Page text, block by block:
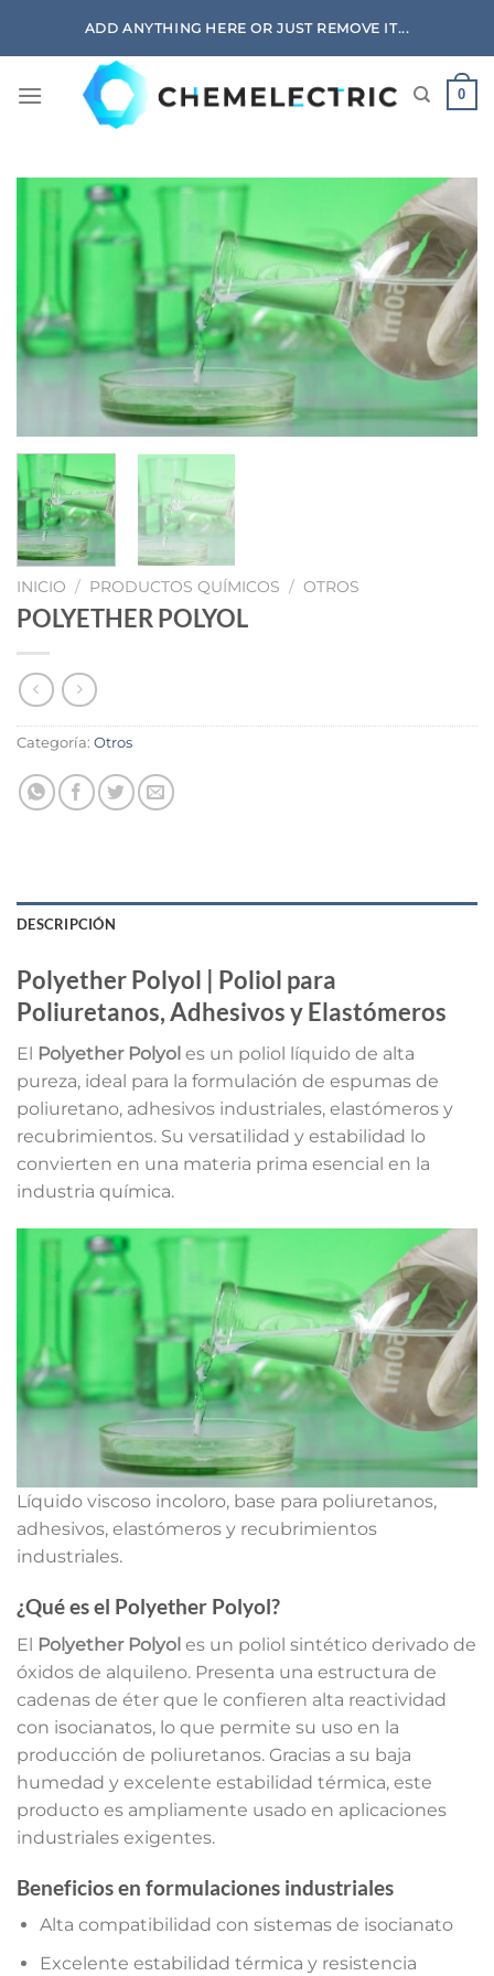
ADD ANYTHING HERE OR JUST REMOVE IT...
0
INICIO / PRODUCTOS QUÍMICOS / OTROS
POLYETHER POLYOL
Categoría: Otros
DESCRIPCIÓN
Polyether Polyol | Poliol para
Poliuretanos, Adhesivos y Elastómeros
El Polyether Polyol es un poliol líquido de alta
pureza, ideal para la formulación de espumas de
poliuretano, adhesivos industriales, elastómeros y
recubrimientos. Su versatilidad y estabilidad lo
convierten en una materia prima esencial en la
industria química.
Líquido viscoso incoloro, base para poliuretanos,
adhesivos, elastómeros y recubrimientos
industriales.
¿Qué es el Polyether Polyol?
El Polyether Polyol es un poliol sintético derivado de
óxidos de alquileno. Presenta una estructura de
cadenas de éter que le confieren alta reactividad
con isocianatos, lo que permite su uso en la
producción de poliuretanos. Gracias a su baja
humedad y excelente estabilidad térmica, este
producto es ampliamente usado en aplicaciones
industriales exigentes.
Beneficios en formulaciones industriales
Alta compatibilidad con sistemas de isocianato
Excelente estabilidad térmica y resistencia